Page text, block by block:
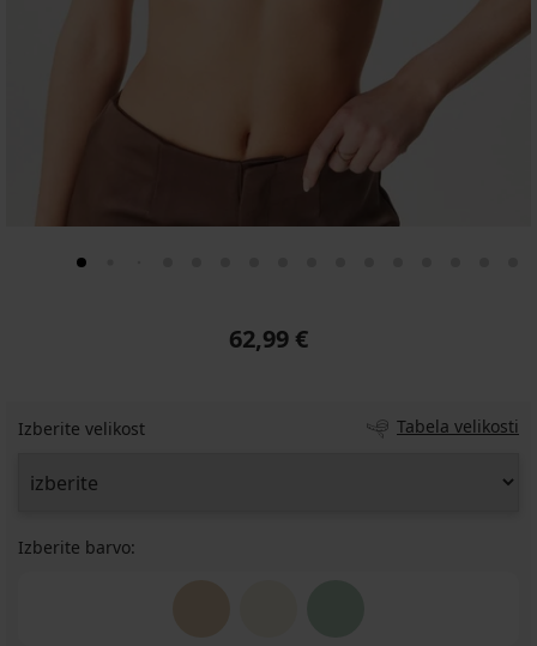
62,99 €
Izberite velikost Tabela velikosti
Izberite barvo: